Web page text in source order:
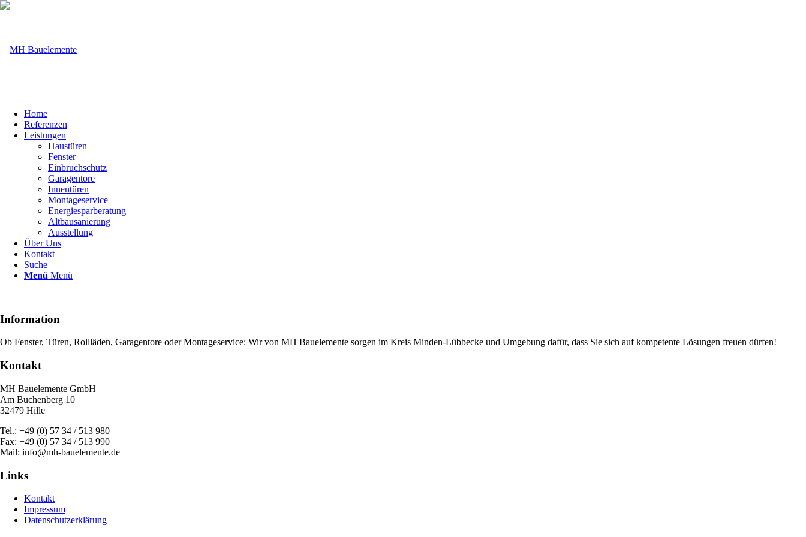
Home
Referenzen
Leistungen
Haustüren
Fenster
Einbruchschutz
Garagentore
Innentüren
Montageservice
Energiesparberatung
Altbausanierung
Ausstellung
Über Uns
Kontakt
Suche
Menü Menü
Information
Ob Fenster, Türen, Rollläden, Garagentore oder Montageservice: Wir von MH Bauelemente sorgen im Kreis Minden-Lübbecke und Umgebung dafür, dass Sie sich auf kompetente Lösungen freuen dürfen!
Kontakt
MH Bauelemente GmbH
Am Buchenberg 10
32479 Hille
Tel.: +49 (0) 57 34 / 513 980
Fax: +49 (0) 57 34 / 513 990
Mail: info@mh-bauelemente.de
Links
Kontakt
Impressum
Datenschutzerklärung